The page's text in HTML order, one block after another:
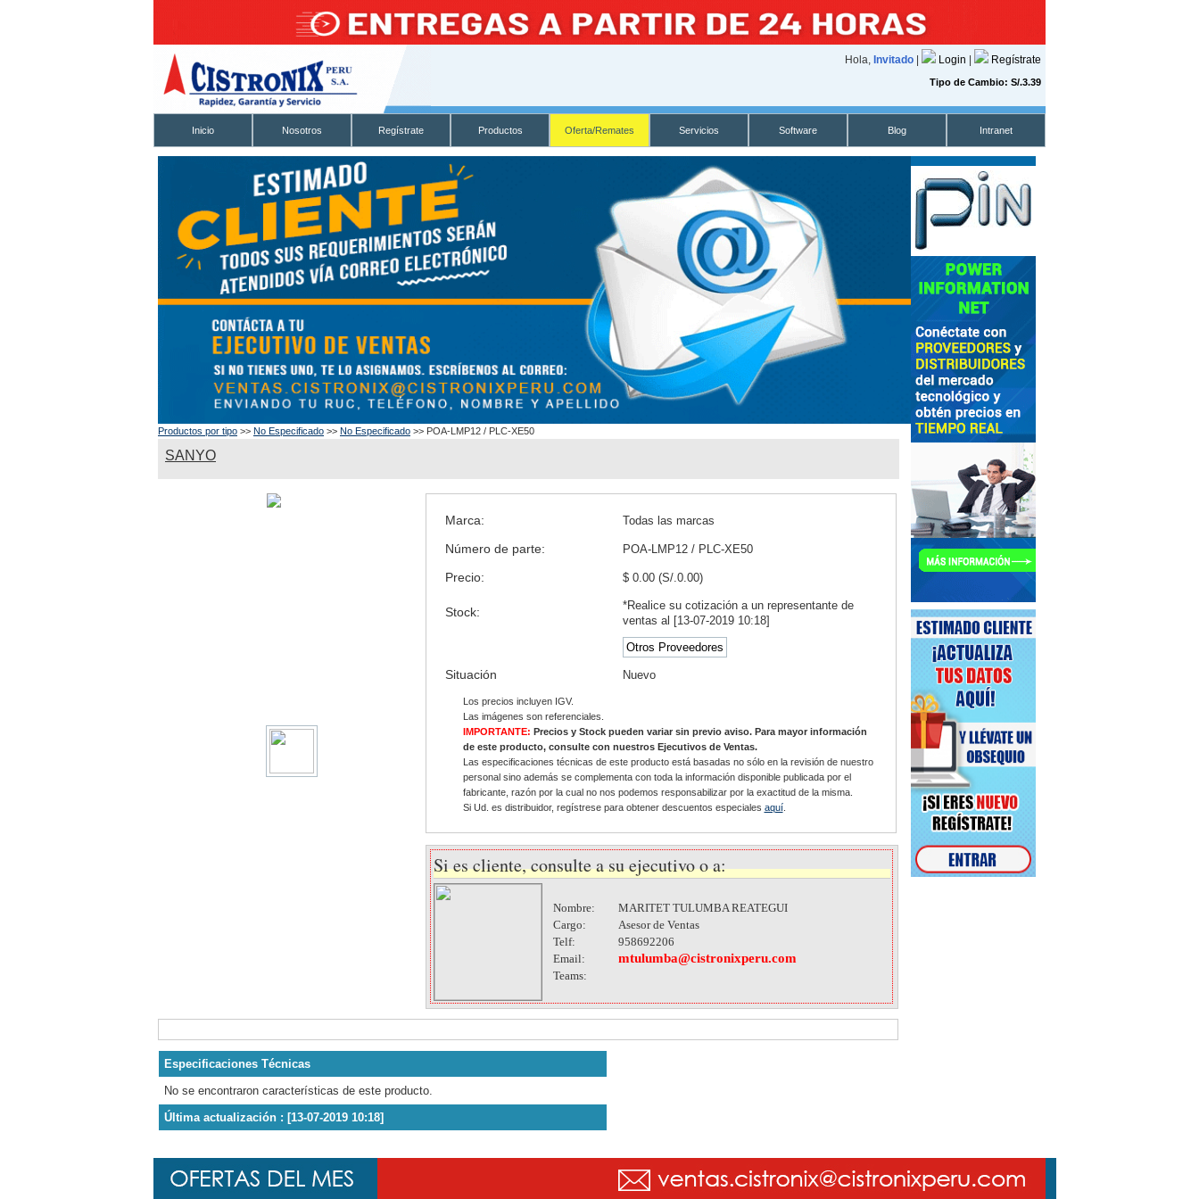
Hola, Invitado Login Regístrate
Tipo de Cambio: S/.3.39
Inicio Nosotros Regístrate Productos Oferta/Remates Servicios Software Blog Intranet
Productos por tipo >> No Especificado >> No Especificado >> POA-LMP12 / PLC-XE50
SANYO
Marca: Todas las marcas
Número de parte: POA-LMP12 / PLC-XE50
Precio: $ 0.00 (S/.0.00)
Stock:
*Realice su cotización a un representante de
ventas al [13-07-2019 10:18]
Otros Proveedores
Situación Nuevo
Los precios incluyen IGV.
Las imágenes son referenciales.
IMPORTANTE: Precios y Stock pueden variar sin previo aviso. Para mayor información
de este producto, consulte con nuestros Ejecutivos de Ventas.
Las especificaciones técnicas de este producto está basadas no sólo en la revisión de nuestro
personal sino además se complementa con toda la información disponible publicada por el
fabricante, razón por la cual no nos podemos responsabilizar por la exactitud de la misma.
Si Ud. es distribuidor, regístrese para obtener descuentos especiales aquí.
Si es cliente, consulte a su ejecutivo o a:
Nombre:
MARITET TULUMBA REATEGUI
Cargo:
Asesor de Ventas
Telf:
958692206
Email:
mtulumba@cistronixperu.com
Teams:
Especificaciones Técnicas
No se encontraron características de este producto.
Última actualización : [13-07-2019 10:18]